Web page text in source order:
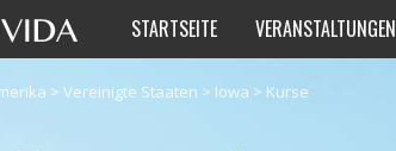
STARTSEITE VERANSTALTUNGEN
> Vereinigte Staaten > Iowa > Kurse